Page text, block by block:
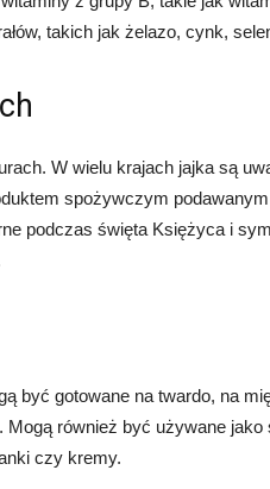
takich jak żelazo, cynk,
W wielu krajach jajka są
spożywczym
podczas święta Księżyca i
być gotowane na twardo, na
również być używane jako
czy kremy.